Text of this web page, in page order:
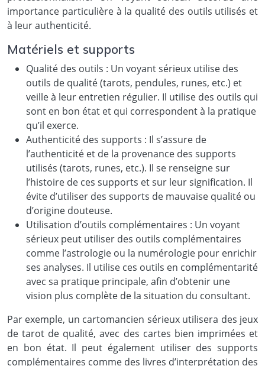
importance particulière à la qualité des outils utilisés et
à leur authenticité.
Matériels et supports
Qualité des outils : Un voyant sérieux utilise des
outils de qualité (tarots, pendules, runes, etc.) et
veille à leur entretien régulier. Il utilise des outils qui
sont en bon état et qui correspondent à la pratique
qu’il exerce.
Authenticité des supports : Il s’assure de
l’authenticité et de la provenance des supports
utilisés (tarots, runes, etc.). Il se renseigne sur
l’histoire de ces supports et sur leur signification. Il
évite d’utiliser des supports de mauvaise qualité ou
d’origine douteuse.
Utilisation d’outils complémentaires : Un voyant
sérieux peut utiliser des outils complémentaires
comme l’astrologie ou la numérologie pour enrichir
ses analyses. Il utilise ces outils en complémentarité
avec sa pratique principale, afin d’obtenir une
vision plus complète de la situation du consultant.
Par exemple, un cartomancien sérieux utilisera des jeux
de tarot de qualité, avec des cartes bien imprimées et
en bon état. Il peut également utiliser des supports
complémentaires comme des livres d’interprétation des